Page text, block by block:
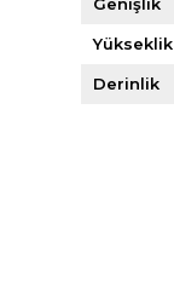
Yükseklik
Derinlik